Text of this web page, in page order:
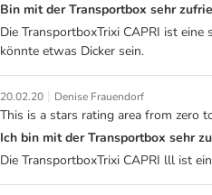
Bin mit der Transportbox sehr
Die TransportboxTrixi CAPRI ist
könnte etwas Dicker sein.
20.02.20 | Denise Frauendorf
This is a stars rating area from zero
Ich bin mit der Transportbox sehr
Die TransportboxTrixi CAPRI lll ist